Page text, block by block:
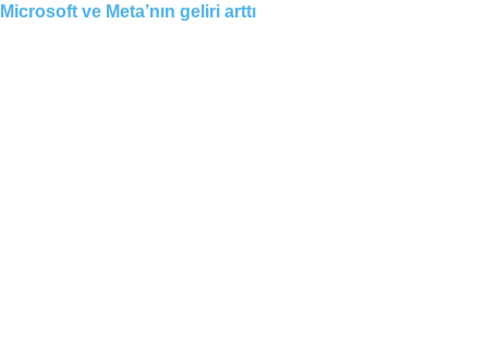
Microsoft ve Meta’nın geliri arttı